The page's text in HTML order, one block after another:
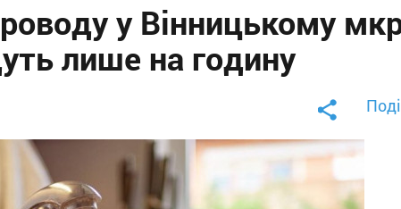
у Вінницькому
лише на годину